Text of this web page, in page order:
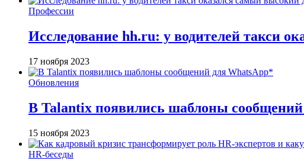
Профессии
Исследование hh.ru: у водителей такси
17 ноября 2023
Обновления
В Talantix появились шаблоны
15 ноября 2023
HR-беседы